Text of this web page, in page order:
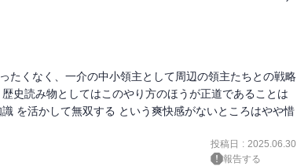
たくなく、一介の中小領主として周辺の領主たちとの戦略
史読み物としてはこのやり方のほうが正道であることは
を活かして無双する という爽快感がないところはやや惜
投稿日 : 2025.06.30
報告する